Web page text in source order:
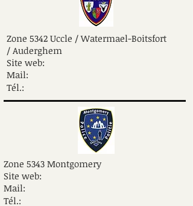
Zone 5342 Uccle / Watermael-Boitsfort
/ Auderghem
Site web:
Mail:
Tél.:
Zone 5343 Montgomery
Site web:
Mail:
Tél.: